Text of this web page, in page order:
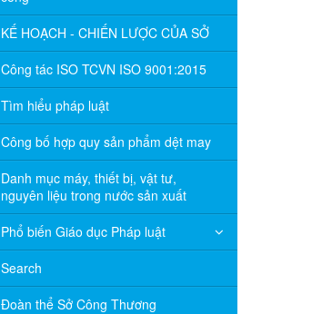
KẾ HOẠCH - CHIẾN LƯỢC CỦA SỞ
Công tác ISO TCVN ISO 9001:2015
Tìm hiểu pháp luật
Công bố hợp quy sản phẩm dệt may
Danh mục máy, thiết bị, vật tư,
nguyên liệu trong nước sản xuất
Phổ biến Giáo dục Pháp luật
Search
Đoàn thể Sở Công Thương